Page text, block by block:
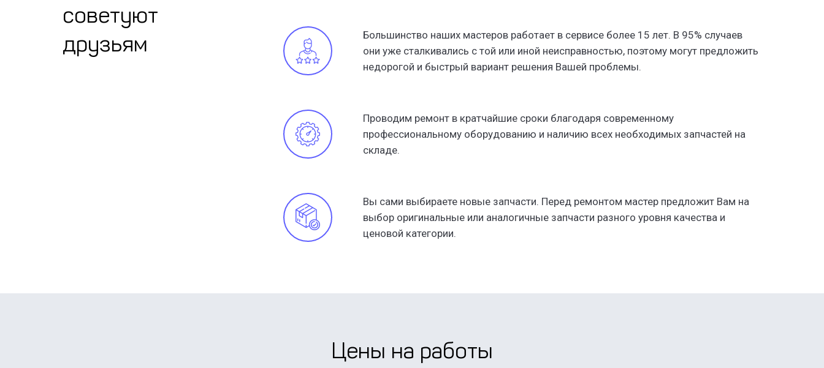
советуют
друзьям
Большинство наших мастеров работает в сервисе более 15 лет. В 95% случаев
они уже сталкивались с той или иной неисправностью, поэтому могут предложить
недорогой и быстрый вариант решения Вашей проблемы.
Проводим ремонт в кратчайшие сроки благодаря современному
профессиональному оборудованию и наличию всех необходимых запчастей на
складе.
Вы сами выбираете новые запчасти. Перед ремонтом мастер предложит Вам на
выбор оригинальные или аналогичные запчасти разного уровня качества и
ценовой категории.
Цены на работы
Нажимая кнопку, Вы соглашаетесь с обработкой
Нажимая кнопку, Вы соглашаетесь с обработкой
Нажимая кнопку, Вы соглашаетесь с обработкой
Отправить
Отправить